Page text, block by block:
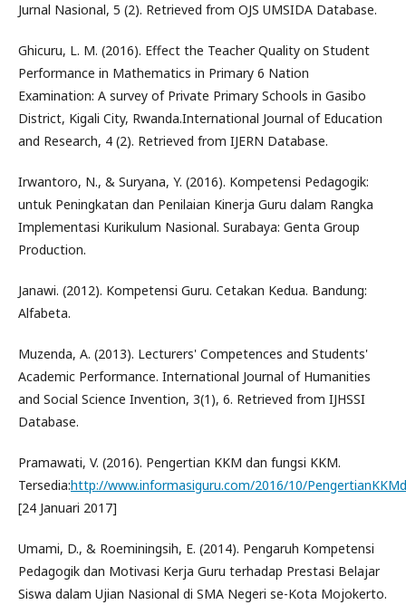
Jurnal Nasional, 5 (2). Retrieved from OJS UMSIDA Database.
Ghicuru, L. M. (2016). Effect the Teacher Quality on Student
Performance in Mathematics in Primary 6 Nation
Examination: A survey of Private Primary Schools in Gasibo
District, Kigali City, Rwanda.International Journal of Education
and Research, 4 (2). Retrieved from IJERN Database.
Irwantoro, N., & Suryana, Y. (2016). Kompetensi Pedagogik:
untuk Peningkatan dan Penilaian Kinerja Guru dalam Rangka
Implementasi Kurikulum Nasional. Surabaya: Genta Group
Production.
Janawi. (2012). Kompetensi Guru. Cetakan Kedua. Bandung:
Alfabeta.
Muzenda, A. (2013). Lecturers' Competences and Students'
Academic Performance. International Journal of Humanities
and Social Science Invention, 3(1), 6. Retrieved from IJHSSI
Database.
Pramawati, V. (2016). Pengertian KKM dan fungsi KKM.
Tersedia:http://www.informasiguru.com/2016/10/
[24 Januari 2017]
Umami, D., & Roeminingsih, E. (2014). Pengaruh Kompetensi
Pedagogik dan Motivasi Kerja Guru terhadap Prestasi Belajar
Siswa dalam Ujian Nasional di SMA Negeri se-Kota Mojokerto.